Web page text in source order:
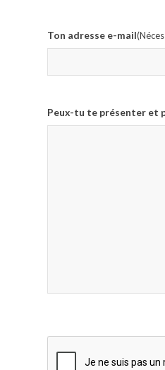
Ton adresse e-mail
Peux-tu te présenter et